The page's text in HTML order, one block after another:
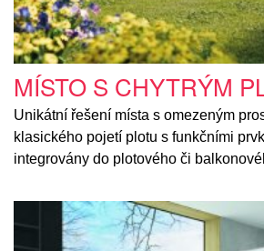
MÍSTO S CHYTRÝM
Unikátní řešení místa s omezeným
klasického pojetí plotu s funkčními
integrovány do plotového či